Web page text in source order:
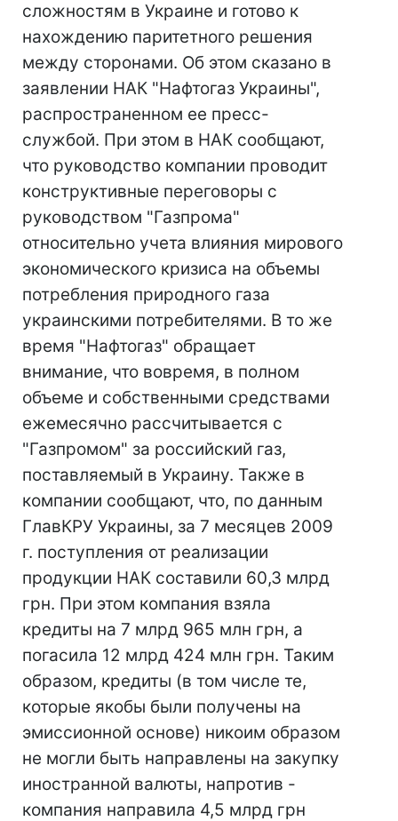
сложностям в Украине и готово к
нахождению паритетного решения
между сторонами. Об этом сказано в
заявлении НАК "Нафтогаз Украины",
распространенном ее пресс-
службой. При этом в НАК сообщают,
что руководство компании проводит
конструктивные переговоры с
руководством "Газпрома"
относительно учета влияния мирового
экономического кризиса на объемы
потребления природного газа
украинскими потребителями. В то же
время "Нафтогаз" обращает
внимание, что вовремя, в полном
объеме и собственными средствами
ежемесячно рассчитывается с
"Газпромом" за российский газ,
поставляемый в Украину. Также в
компании сообщают, что, по данным
ГлавКРУ Украины, за 7 месяцев 2009
г. поступления от реализации
продукции НАК составили 60,3 млрд
грн. При этом компания взяла
кредиты на 7 млрд 965 млн грн, а
погасила 12 млрд 424 млн грн. Таким
образом, кредиты (в том числе те,
которые якобы были получены на
эмиссионной основе) никоим образом
не могли быть направлены на закупку
иностранной валюты, напротив -
компания направила 4,5 млрд грн